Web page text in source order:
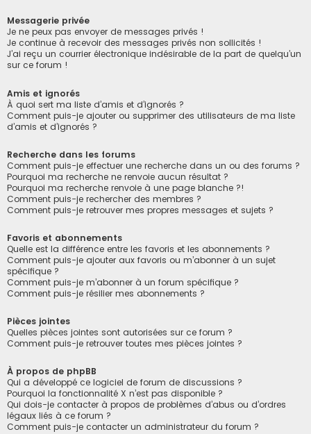
Messagerie privée
Je ne peux pas envoyer de messages privés !
Je continue à recevoir des messages privés non sollicités !
J’ai reçu un courrier électronique indésirable de la part de quelqu’un
sur ce forum !
Amis et ignorés
À quoi sert ma liste d’amis et d’ignorés ?
Comment puis-je ajouter ou supprimer des utilisateurs de ma liste
d’amis et d’ignorés ?
Recherche dans les forums
Comment puis-je effectuer une recherche dans un ou des forums ?
Pourquoi ma recherche ne renvoie aucun résultat ?
Pourquoi ma recherche renvoie à une page blanche ?!
Comment puis-je rechercher des membres ?
Comment puis-je retrouver mes propres messages et sujets ?
Favoris et abonnements
Quelle est la différence entre les favoris et les abonnements ?
Comment puis-je ajouter aux favoris ou m’abonner à un sujet
spécifique ?
Comment puis-je m’abonner à un forum spécifique ?
Comment puis-je résilier mes abonnements ?
Pièces jointes
Quelles pièces jointes sont autorisées sur ce forum ?
Comment puis-je retrouver toutes mes pièces jointes ?
À propos de phpBB
Qui a développé ce logiciel de forum de discussions ?
Pourquoi la fonctionnalité X n’est pas disponible ?
Qui dois-je contacter à propos de problèmes d’abus ou d’ordres
légaux liés à ce forum ?
Comment puis-je contacter un administrateur du forum ?